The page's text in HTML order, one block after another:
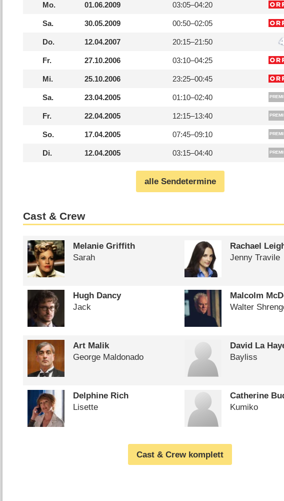
Mo. 01.06.2009 03:05–04:20
Sa. 30.05.2009 00:50–02:05
Do. 12.04.2007 20:15–21:50
Fr. 27.10.2006 03:10–04:25
Mi. 25.10.2006 23:25–00:45
Sa. 23.04.2005 01:10–02:40
Fr. 22.04.2005 12:15–13:40
So. 17.04.2005 07:45–09:10
Di. 12.04.2005 03:15–04:40
alle Sendetermine
Cast & Crew
Melanie Griffith
Sarah
Rachael
Jenny Travile
Hugh Dancy
Jack
Malcolm
Walter
Art Malik
George Maldonado
David La
Bayliss
Delphine Rich
Lisette
Catherine
Kumiko
Cast & Crew komplett